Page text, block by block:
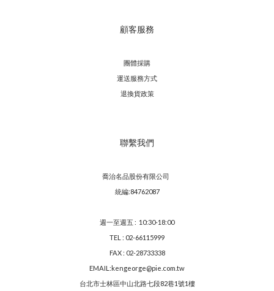
顧客服務
團體採購
運送服務方式
退換貨政策
聯繫我們
喬治名品股份有限公司
統編:84762087
週一至週五 : 10:30-18:00
TEL : 02-66115999
FAX : 02-28733338
EMAIL:kengeorge@pie.com.tw
台北市士林區中山北路七段82巷1號1樓